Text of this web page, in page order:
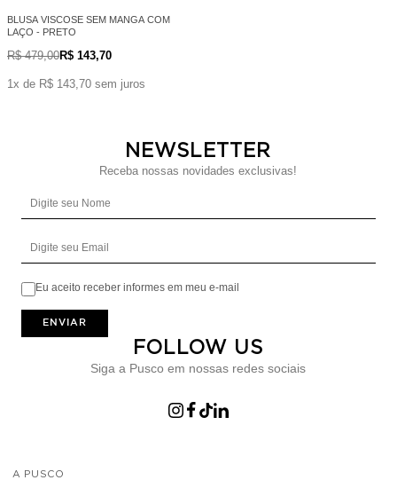
BLUSA VISCOSE SEM MANGA COM
LAÇO - PRETO
R$ 479,00R$ 143,70
1x de R$ 143,70 sem juros
NEWSLETTER
Receba nossas novidades exclusivas!
Eu aceito receber informes em meu e-mail
ENVIAR
FOLLOW US
Siga a Pusco em nossas redes sociais
A PUSCO